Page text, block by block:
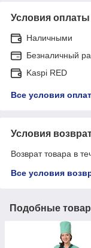
Условия оплаты
Наличными
Безналичный
Kaspi RED
Все условия
Условия
Возврат товара в
Все условия
Подобные